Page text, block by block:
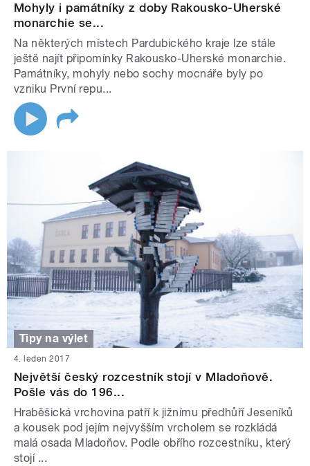
Mohyly i památníky z doby Rakousko-Uherské
monarchie se...
Na některých místech Pardubického kraje lze stále
ještě najít připomínky Rakousko-Uherské monarchie.
Památníky, mohyly nebo sochy mocnáře byly po
vzniku První repu...
Tipy na výlet
4. leden 2017
Největší český rozcestník stojí v Mladoňově.
Pošle vás do 196...
Hraběšická vrchovina patří k jižnímu předhůří Jeseníků
a kousek pod jejím nejvyšším vrcholem se rozkládá
malá osada Mladoňov. Podle obřího rozcestníku, který
stojí ...